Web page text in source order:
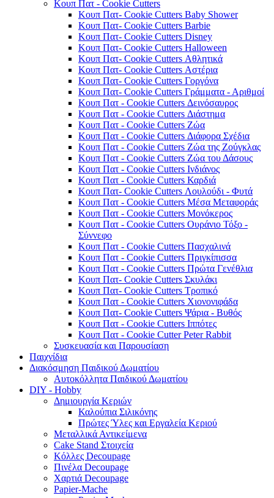
Κουπ Πατ - Cookie Cutters
Κουπ Πατ- Cookie Cutters Baby Shower
Κουπ Πατ- Cookie Cutters Barbie
Κουπ Πατ- Cookie Cutters Disney
Κουπ Πατ- Cookie Cutters Halloween
Κουπ Πατ- Cookie Cutters Αθλητικά
Κουπ Πατ- Cookie Cutters Αστέρια
Κουπ Πατ- Cookie Cutters Γοργόνα
Κουπ Πατ- Cookie Cutters Γράμματα - Αριθμοί
Κουπ Πατ - Cookie Cutters Δεινόσαυρος
Κουπ Πατ - Cookie Cutters Διάστημα
Κουπ Πατ - Cookie Cutters Ζώα
Κουπ Πατ - Cookie Cutters Διάφορα Σχέδια
Κουπ Πατ - Cookie Cutters Ζώα της Ζούγκλας
Κουπ Πατ - Cookie Cutters Ζώα του Δάσους
Κουπ Πατ - Cookie Cutters Ινδιάνος
Κουπ Πατ - Cookie Cutters Καρδιά
Κουπ Πατ- Cookie Cutters Λουλούδι - Φυτά
Κουπ Πατ - Cookie Cutters Μέσα Μεταφοράς
Κουπ Πατ - Cookie Cutters Μονόκερος
Κουπ Πατ - Cookie Cutters Ουράνιο Τόξο -
Σύννεφο
Κουπ Πατ - Cookie Cutters Πασχαλινά
Κουπ Πατ - Cookie Cutters Πριγκίπισσα
Κουπ Πατ - Cookie Cutters Πρώτα Γενέθλια
Κουπ Πατ- Cookie Cutters Σκυλάκι
Κουπ Πατ- Cookie Cutters Τροπικό
Κουπ Πατ - Cookie Cutters Χιονονιφάδα
Κουπ Πατ- Cookie Cutters Ψάρια - Βυθός
Κουπ Πατ - Cookie Cutters Ιππότες
Κουπ Πατ - Cookie Cutter Peter Rabbit
Συσκευασία και Παρουσίαση
Παιχνίδια
Διακόσμηση Παιδικού Δωματίου
Αυτοκόλλητα Παιδικού Δωματίου
DIY - Hobby
Δημιουργία Κεριών
Καλούπια Σιλικόνης
Πρώτες Ύλες και Εργαλεία Κεριού
Μεταλλικά Αντικείμενα
Cake Stand Στοιχεία
Κόλλες Decoupage
Πινέλα Decoupage
Χαρτιά Decoupage
Papier-Mache